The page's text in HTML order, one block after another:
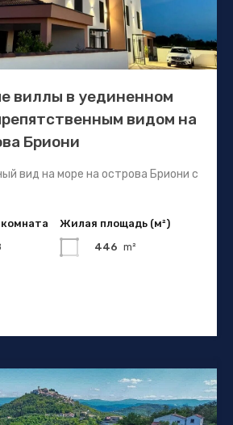
виллы в уединенном
видом на
Бриони
вид на море на острова Бриони с
Жилая площадь (м²)
446 m²